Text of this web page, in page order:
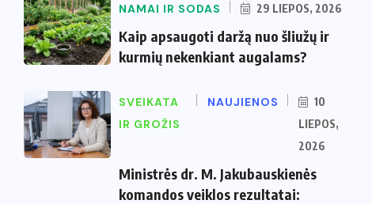
NAMAI IR SODAS 29 LIEPOS, 2026
Kaip apsaugoti daržą nuo šliužų ir
kurmių nekenkiant augalams?
SVEIKATA
IR GROŽIS
NAUJIENOS
10
LIEPOS,
2026
Ministrės dr. M. Jakubauskienės
komandos veiklos rezultatai: